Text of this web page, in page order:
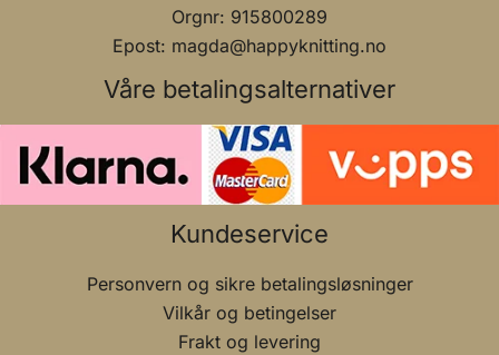
Orgnr: 915800289
Epost: magda@happyknitting.no
Våre betalingsalternativer
Kundeservice
Personvern og sikre betalingsløsninger
Vilkår og betingelser
Frakt og levering